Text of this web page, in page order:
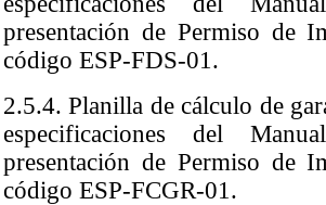
presentación de Permiso de
código ESP-FDS-01.
2.5.4. Planilla de cálculo de
especificaciones del
presentación de Permiso de
código ESP-FCGR-01.